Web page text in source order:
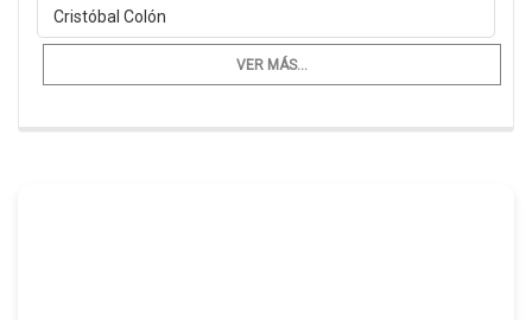
Cristóbal Colón
VER MÁS...